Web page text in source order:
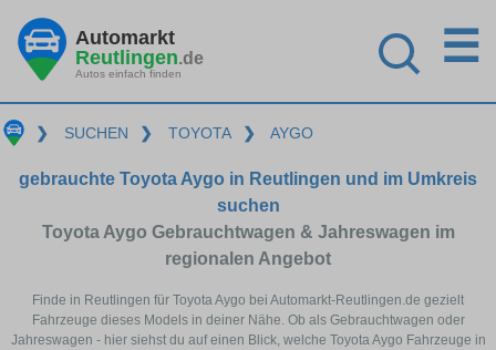
Automarkt
Reutlingen.de
Autos einfach finden
☰
❯ SUCHEN ❯ TOYOTA ❯ AYGO
gebrauchte Toyota Aygo in Reutlingen und im Umkreis
suchen
Toyota Aygo Gebrauchtwagen & Jahreswagen im
regionalen Angebot
Finde in Reutlingen für Toyota Aygo bei Automarkt-Reutlingen.de gezielt
Fahrzeuge dieses Models in deiner Nähe. Ob als Gebrauchtwagen oder
Jahreswagen - hier siehst du auf einen Blick, welche Toyota Aygo Fahrzeuge in